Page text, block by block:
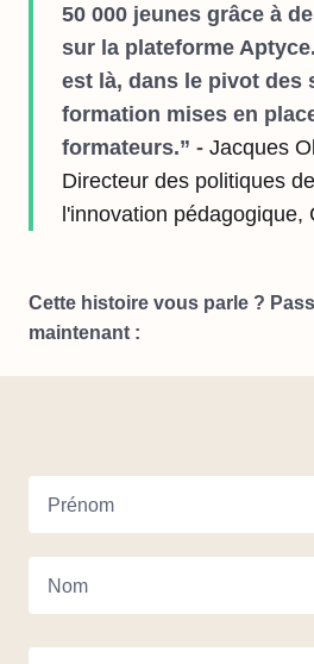
50 000 jeunes grâce à
sur la plateforme
est là, dans le pivot des
formation mises en
formateurs.” - Jacques
Directeur des politiques
l'innovation pédagogique,
Cette histoire vous parle ?
maintenant :
Prénom
Nom